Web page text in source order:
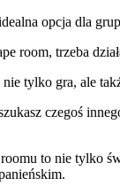
opcja dla
room, trzeba
tylko gra, ale
czegoś
to nie tylko